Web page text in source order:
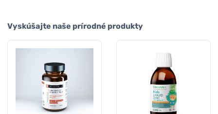
Vyskúšajte naše prírodné produkty